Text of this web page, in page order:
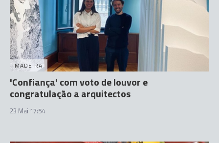
MADEIRA
'Confiança' com voto de louvor e
congratulação a arquitectos
23 Mai 17:54